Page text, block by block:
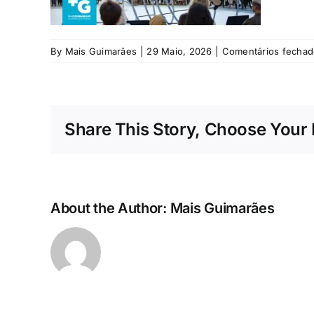
By Mais Guimarães 29 Maio, 2026 Comentários
Share This Story, Choose Your
About the Author: Mais Guimarães